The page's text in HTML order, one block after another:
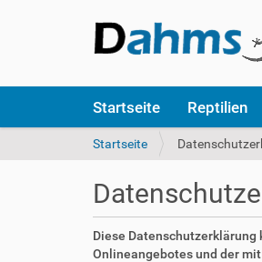
k
Startseite Reptilien
S
s
i
n
d
Startseite
Diese Datenschutzerklärung
Onlineangebotes und der